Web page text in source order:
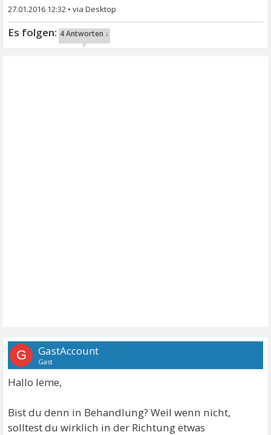
27.01.2016 12:32 •
4 Antworten ↓
G GastAccount
Gast
Hallo leme,
Bist du denn in Behandlung? Weil wenn nicht,
solltest du wirklich in der Richtung etwas